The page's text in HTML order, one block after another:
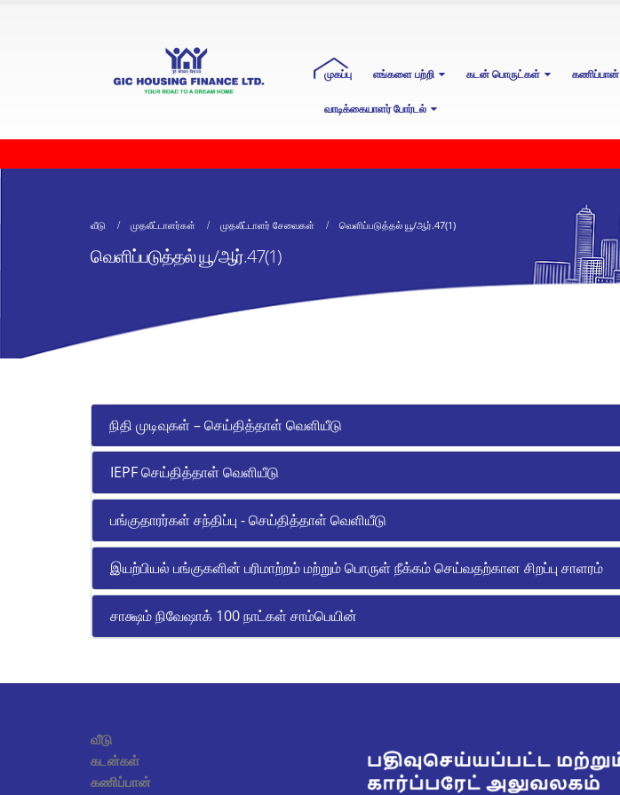
முகப்பு எங்களை பற்றி கடன் பொருட்கள் கணிப்பான்
வாடிக்கையாளர் போர்டல்
வீடு முதலீட்டாளர்கள் முதலீட்டாளர் சேவைகள் வெளிப்படுத்தல் யூ/ஆர்.47(1)
வெளிப்படுத்தல் யூ/ஆர்.47(1)
நிதி முடிவுகள் – செய்தித்தாள் வெளியீடு
IEPF செய்தித்தாள் வெளியீடு
பங்குதாரர்கள் சந்திப்பு - செய்தித்தாள் வெளியீடு
இயற்பியல் பங்குகளின் பரிமாற்றம் மற்றும் பொருள் நீக்கம் செய்வதற்கான சிறப்பு சாளரம்
சாக்ஷம் நிவேஷாக் 100 நாட்கள் சாம்பெயின்
வீடு
கடன்கள்
கணிப்பான்